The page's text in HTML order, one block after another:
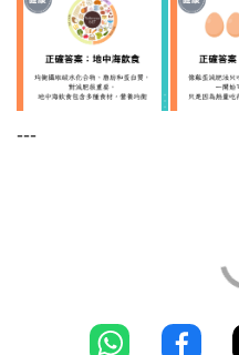
---